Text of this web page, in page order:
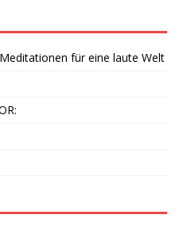
für eine laute Welt